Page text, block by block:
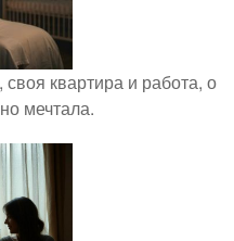
квартира и работа, о
мечтала.